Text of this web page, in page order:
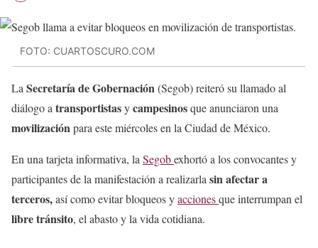
FOTO: CUARTOSCURO.COM
La Secretaría de Gobernación(Segob) reiteró su llamado al
diálogo a transportistasycampesinosque anunciaron una
movilizaciónpara este miércoles en la Ciudad de México.
En una tarjeta informativa, la Segobexhortó a los convocantes y
participantes de la manifestación a realizarla sin afectar a
terceros,así como evitar bloqueos yaccionesque interrumpan el
libre tránsito, el abasto y la vida cotidiana.